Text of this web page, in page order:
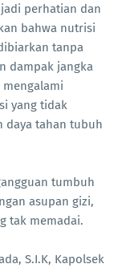
perhatian dan
bahwa nutrisi
tanpa
dampak jangka
yang tidak
daya tahan tubuh
tumbuh
asupan gizi,
tak memadai.
S.I.K, Kapolsek